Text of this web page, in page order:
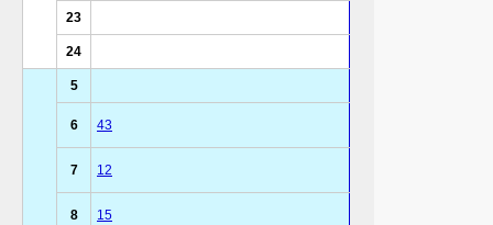
23
24
5
6 43
7 12
8 15